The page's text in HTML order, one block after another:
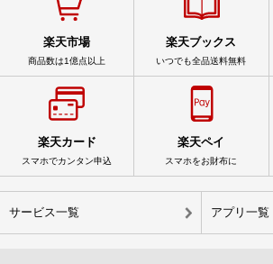
楽天市場
商品数は1億点以上
楽天ブックス
いつでも全品送料無料
楽天カード
スマホでカンタン申込
楽天ペイ
スマホをお財布に
サービス一覧 アプリ一覧